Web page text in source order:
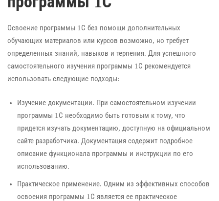
Освоение программы 1С без помощи дополнительных
обучающих материалов или курсов возможно, но требует
определенных знаний, навыков и терпения. Для успешного
самостоятельного изучения программы 1С рекомендуется
использовать следующие подходы:
Изучение документации. При самостоятельном изучении
программы 1С необходимо быть готовым к тому, что
придется изучать документацию, доступную на официальном
сайте разработчика. Документация содержит подробное
описание функционала программы и инструкции по его
использованию.
Практическое применение. Одним из эффективных способов
освоения программы 1С является ее практическое